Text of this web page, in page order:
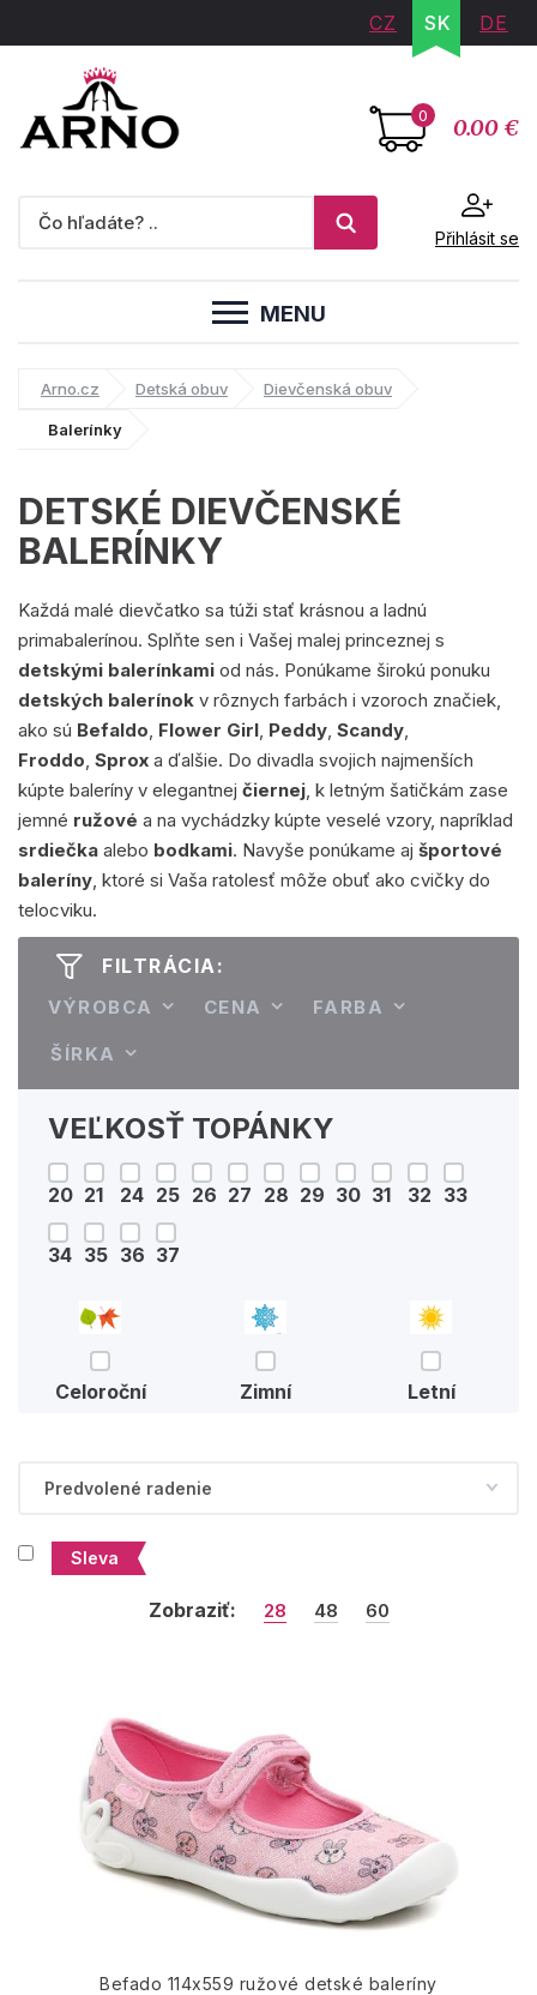
CZ SK DE
0 0.00 €
Přihlásit se
MENU
Arno.cz Detská obuv Dievčenská obuv
Balerínky
DETSKÉ DIEVČENSKÉ
BALERÍNKY
Každá malé dievčatko sa túži stať krásnou a ladnú
primabalerínou. Splňte sen i Vašej malej princeznej s
detskými balerínkami od nás. Ponúkame širokú ponuku
detských balerínok v rôznych farbách i vzoroch značiek,
ako sú Befaldo, Flower Girl, Peddy, Scandy,
Froddo, Sprox a ďalšie. Do divadla svojich najmenších
kúpte baleríny v elegantnej čiernej, k letným šatičkám zase
jemné ružové a na vychádzky kúpte veselé vzory, napríklad
srdiečka alebo bodkami. Navyše ponúkame aj športové
baleríny, ktoré si Vaša ratolesť môže obuť ako cvičky do
telocviku.
FILTRÁCIA:
VÝROBCA CENA FARBA
ŠÍRKA
VEĽKOSŤ TOPÁNKY
20 21 24 25 26 27 28 29 30 31 32 33
34 35 36 37
Celoroční Zimní Letní
Sleva
Zobraziť: 28 48 60
Befado 114x559 ružové detské baleríny